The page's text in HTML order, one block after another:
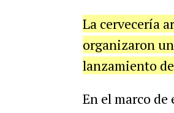
La cervecería
organizaron
lanzamiento
En el marco de